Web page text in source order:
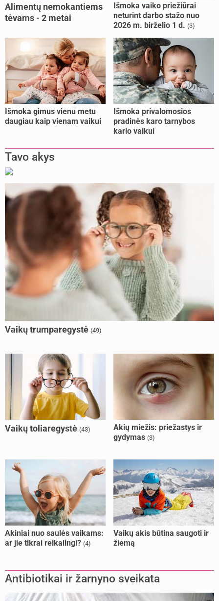
Alimentų nemokantiems
tėvams - 2 metai
Išmoka vaiko priežiūrai
neturint darbo stažo nuo
2026 m. birželio 1 d. (3)
Išmoka gimus vienu metu
daugiau kaip vienam vaikui
Išmoka privalomosios
pradinės karo tarnybos
kario vaikui
Tavo akys
Vaikų trumparegystė (49)
Vaikų toliaregystė (43)
Akių miežis: priežastys ir
gydymas (3)
Akiniai nuo saulės vaikams:
ar jie tikrai reikalingi? (4)
Vaikų akis būtina saugoti ir
žiemą
Antibiotikai ir žarnyno sveikata